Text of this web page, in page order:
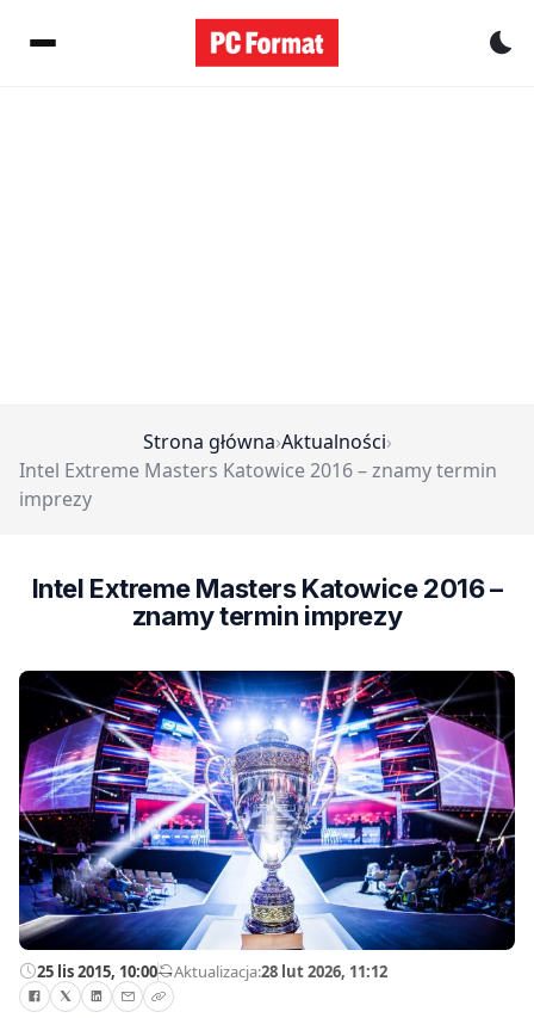
Strona główna›Aktualności›
Intel Extreme Masters Katowice 2016 – znamy termin
imprezy
Intel Extreme Masters Katowice 2016 –
znamy termin imprezy
25 lis 2015, 10:00—Aktualizacja:28 lut 2026, 11:12